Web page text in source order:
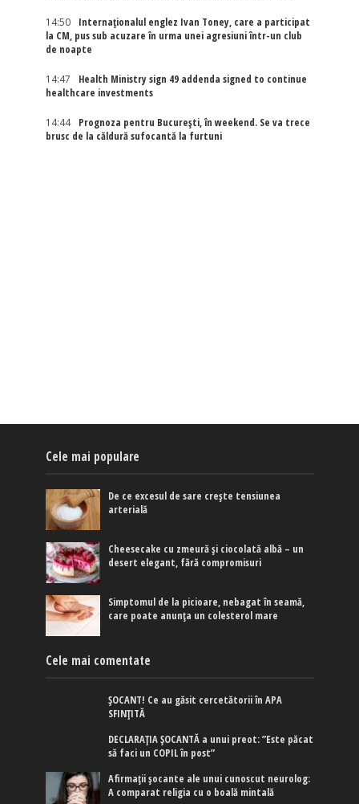
14:50
Internaţionalul englez Ivan Toney, care a participat
la CM, pus sub acuzare în urma unei agresiuni într-un club
de noapte
14:47
Health Ministry sign 49 addenda signed to continue
healthcare investments
14:44
Prognoza pentru București, în weekend. Se va trece
brusc de la căldură sufocantă la furtuni
Cele mai populare
De ce excesul de sare crește tensiunea
arterială
Cheesecake cu zmeură și ciocolată albă – un
desert elegant, fără compromisuri
Simptomul de la picioare, nebagat în seamă,
care poate anunța un colesterol mare
Cele mai comentate
ȘOCANT! Ce au găsit cercetătorii în APA
SFINȚITĂ
DECLARAȚIA ȘOCANTĂ a unui preot: ”Este păcat
să faci un COPIL în post”
Afirmaţii şocante ale unui cunoscut neurolog:
A comparat religia cu o boală mintală